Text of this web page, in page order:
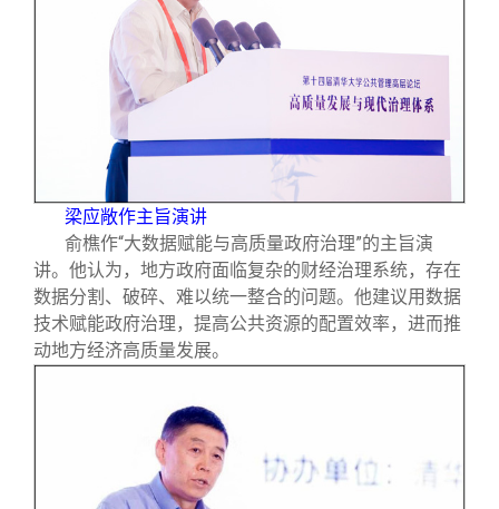
梁应敞作主旨演讲
俞樵作“大数据赋能与高质量政府治理”的主旨演
讲。他认为，地方政府面临复杂的财经治理系统，存在
数据分割、破碎、难以统一整合的问题。他建议用数据
技术赋能政府治理，提高公共资源的配置效率，进而推
动地方经济高质量发展。